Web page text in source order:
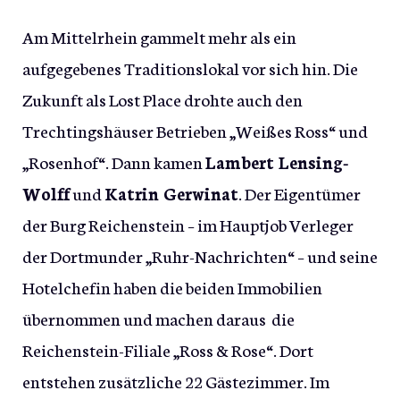
Am Mittelrhein gammelt mehr als ein
aufgegebenes Traditionslokal vor sich hin. Die
Zukunft als Lost Place drohte auch den
Trechtingshäuser Betrieben „Weißes Ross“ und
„Rosenhof“. Dann kamenLambert Lensing-
WolffundKatrin Gerwinat. Der Eigentümer
der Burg Reichenstein – im Hauptjob Verleger
der Dortmunder „Ruhr-Nachrichten“ – und seine
Hotelchefin haben die beiden Immobilien
übernommen und machen daraus die
Reichenstein-Filiale „Ross & Rose“. Dort
entstehen zusätzliche 22 Gästezimmer. Im